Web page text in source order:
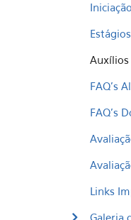
Estágios
Auxílios
FAQ's
FAQ's
Links
Galeria